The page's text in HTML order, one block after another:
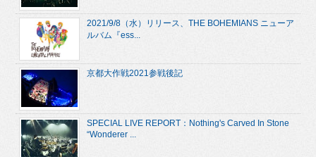
2021/9/8（水）リリース、THE BOHEMIANS ニューア
ルバム『ess...
京都大作戦2021参戦後記
SPECIAL LIVE REPORT：Nothing's Carved In Stone
“Wonderer ...